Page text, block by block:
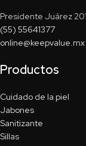
Presidente Juárez
(55) 55641377
online@keepvalue.mx
Productos
Cuidado de la piel
Jabones
Sanitizante
Sillas